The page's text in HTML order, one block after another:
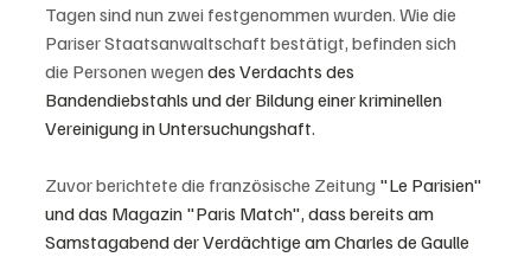
Tagen sind nun zwei festgenommen wurden. Wie die
Pariser Staatsanwaltschaft bestätigt, befinden sich
die Personen wegen des Verdachts des
Bandendiebstahls und der Bildung einer kriminellen
Vereinigung in Untersuchungshaft.
Zuvor berichtete die französische Zeitung "Le Parisien"
und das Magazin "Paris Match", dass bereits am
Samstagabend der Verdächtige am Charles de Gaulle